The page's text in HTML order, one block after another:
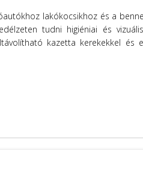
lakókocsikhoz és a
tudni higiéniai és
kazetta kerekekkel és